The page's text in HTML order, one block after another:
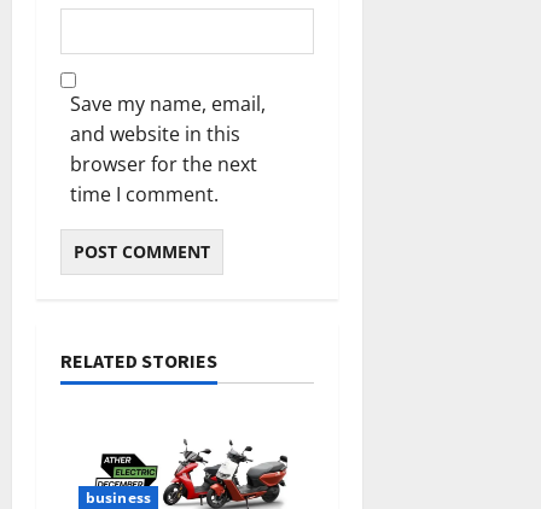
Save my name, email,
and website in this
browser for the next
time I comment.
RELATED STORIES
business